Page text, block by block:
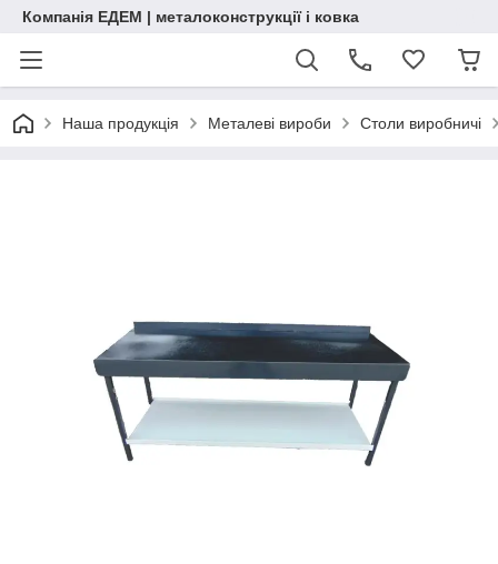
Компанія ЕДЕМ | металоконструкції і ковка
Наша продукція Металеві вироби Столи виробничі